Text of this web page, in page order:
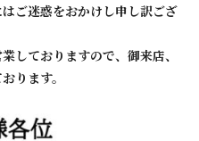
ご迷惑をおかけし申し訳ござ
しておりますので、御来店、
ります。